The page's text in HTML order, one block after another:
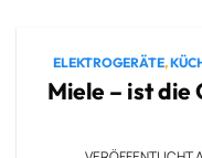
ELEKTROGERÄTE,
Miele – ist die